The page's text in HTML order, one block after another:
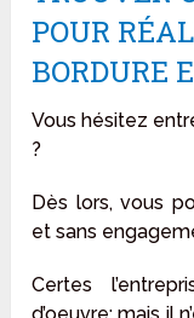
POUR
BORDURE
Vous hésitez
?
Dès lors, vous
et sans
Certes